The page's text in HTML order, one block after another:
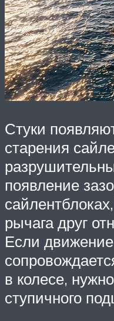
Стуки
старения
появление
рычага друг
Если
в колесе,
ступичного